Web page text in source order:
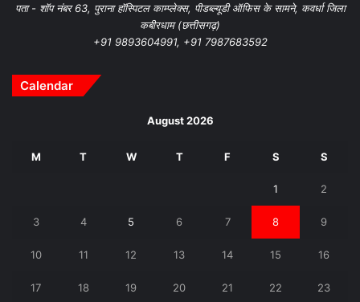
पता - शॉप नंबर 63, पुराना हॉस्पिटल काम्प्लेक्स, पीडब्ल्यूडी ऑफिस के सामने, कवर्धा जिला
कबीरधाम (छत्तीसगढ़)
+91 9893604991, +91 7987683592
Calendar
August 2026
M T W T F S S
1 2
3 4 5 6 7 8 9
10 11 12 13 14 15 16
17 18 19 20 21 22 23